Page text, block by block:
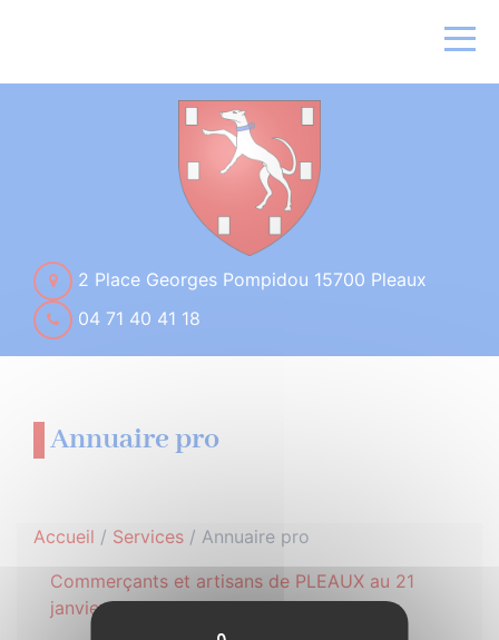
2 Place Georges Pompidou 15700 Pleaux
04 71 40 41 18
Annuaire pro
Accueil / Services / Annuaire pro
Commerçants et artisans de PLEAUX au 21
janvier 2025